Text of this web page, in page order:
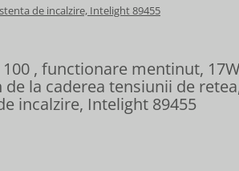
de incalzire, Intelight 89455
100 , functionare mentinut,
la caderea tensiunii de
incalzire, Intelight 89455